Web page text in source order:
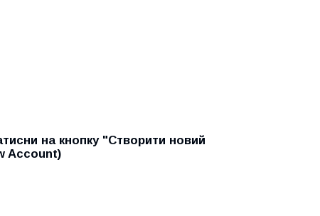
на кнопку "Створити новий
Account)